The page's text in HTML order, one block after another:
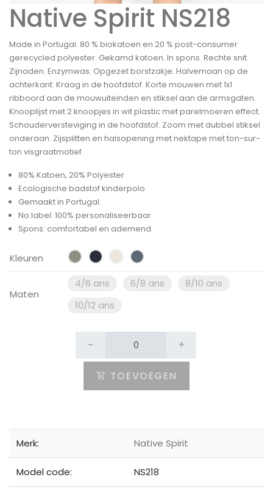
Native Spirit NS218
Made in Portugal. 80 % biokatoen en 20 % post-consumer
gerecycled polyester. Gekamd katoen. In spons. Rechte snit.
Zijnaden. Enzymwas. Opgezet borstzakje. Halvemaan op de
achterkant. Kraag in de hoofdstof. Korte mouwen met 1x1
ribboord aan de mouwuiteinden en stiksel aan de armsgaten.
Knooplijst met 2 knoopjes in wit plastic met parelmoeren effect.
Schouderversteviging in de hoofdstof. Zoom met dubbel stiksel
onderaan. Zijsplitten en halsopening met nektape met ton-sur-
ton visgraatmotief.
80% Katoen, 20% Polyester
Ecologische badstof kinderpolo
Gemaakt in Portugal.
No label: 100% personaliseerbaar.
Spons: comfortabel en ademend.
Kleuren
Maten
4/6 ans 6/8 ans
8/10 ans
10/12 ans
- +
TOEVOEGEN
Merk: Native Spirit
Model code: NS218